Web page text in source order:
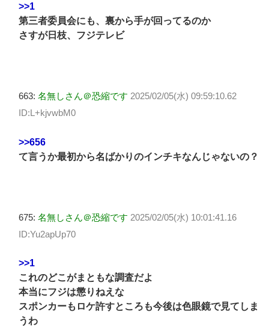
>>1
第三者委員会にも、裏から手が回ってるのか
さすが日枝、フジテレビ
663: 名無しさん＠恐縮です 2025/02/05(水) 09:59:10.62
ID:L+kjvwbM0
>>656
て言うか最初から名ばかりのインチキなんじゃないの？
675: 名無しさん＠恐縮です 2025/02/05(水) 10:01:41.16
ID:Yu2apUp70
>>1
これのどこがまともな調査だよ
本当にフジは懲りねえな
スポンカーもロケ許すところも今後は色眼鏡で見てしま
うわ